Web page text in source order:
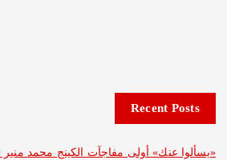
Recent
أولى مفاجآت الكينج محمد منير لصيف 2026